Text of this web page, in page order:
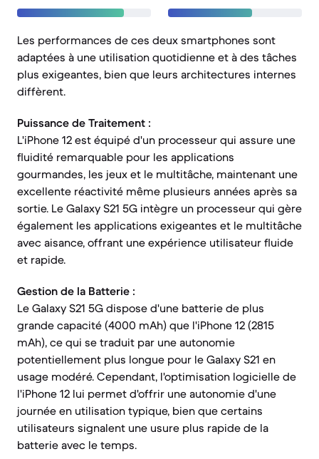
Les performances de ces deux smartphones sont
adaptées à une utilisation quotidienne et à des tâches
plus exigeantes, bien que leurs architectures internes
diffèrent.
Puissance de Traitement :
L'iPhone 12 est équipé d'un processeur qui assure une
fluidité remarquable pour les applications
gourmandes, les jeux et le multitâche, maintenant une
excellente réactivité même plusieurs années après sa
sortie. Le Galaxy S21 5G intègre un processeur qui gère
également les applications exigeantes et le multitâche
avec aisance, offrant une expérience utilisateur fluide
et rapide.
Gestion de la Batterie :
Le Galaxy S21 5G dispose d'une batterie de plus
grande capacité (4000 mAh) que l'iPhone 12 (2815
mAh), ce qui se traduit par une autonomie
potentiellement plus longue pour le Galaxy S21 en
usage modéré. Cependant, l'optimisation logicielle de
l'iPhone 12 lui permet d'offrir une autonomie d'une
journée en utilisation typique, bien que certains
utilisateurs signalent une usure plus rapide de la
batterie avec le temps.